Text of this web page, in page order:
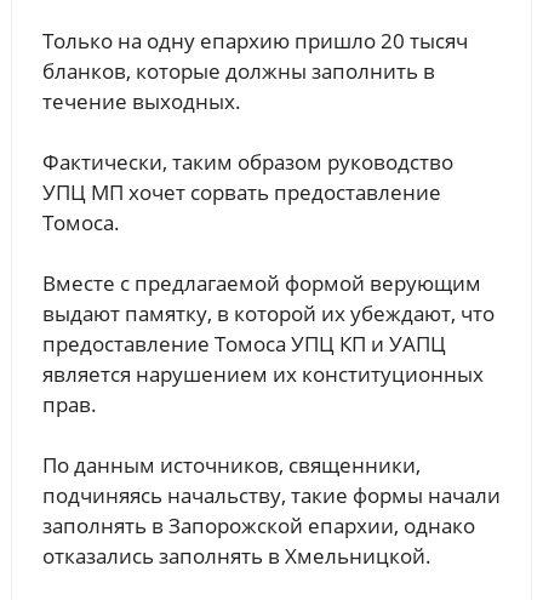
Только на одну епархию пришло 20 тысяч
бланков, которые должны заполнить в
течение выходных.
Фактически, таким образом руководство
УПЦ МП хочет сорвать предоставление
Томоса.
Вместе с предлагаемой формой верующим
выдают памятку, в которой их убеждают, что
предоставление Томоса УПЦ КП и УАПЦ
является нарушением их конституционных
прав.
По данным источников, священники,
подчиняясь начальству, такие формы начали
заполнять в Запорожской епархии, однако
отказались заполнять в Хмельницкой.